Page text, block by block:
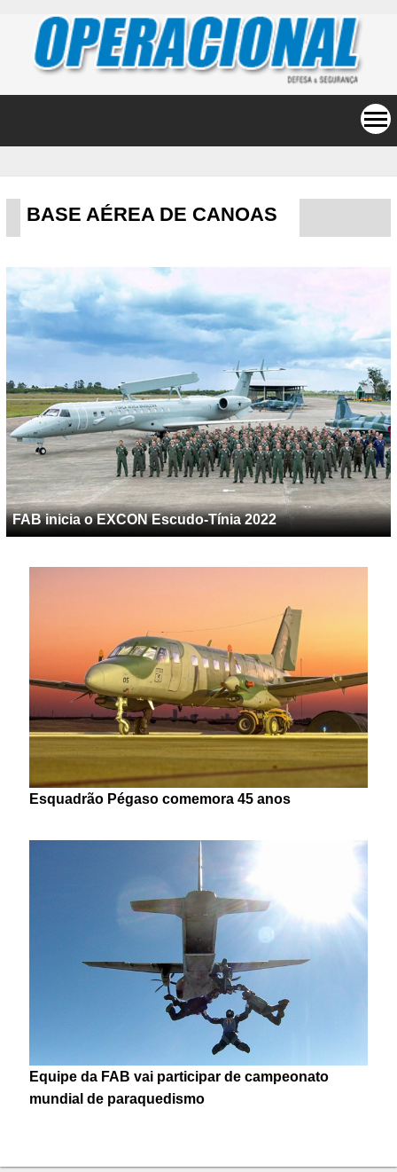
BASE AÉREA DE CANOAS
FAB inicia o EXCON Escudo-Tínia 2022
Esquadrão Pégaso comemora 45 anos
Equipe da FAB vai participar de campeonato
mundial de paraquedismo